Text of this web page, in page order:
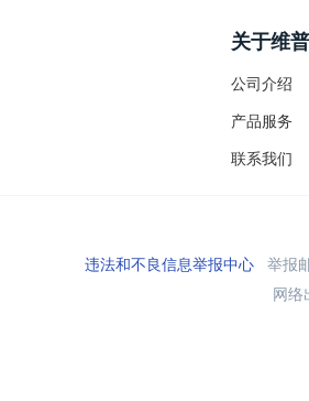
关于维普
公司介绍
产品服务
联系我们
违法和不良信息举报中心举报
网